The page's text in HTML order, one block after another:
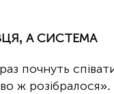
А СИСТЕМА
почнуть
ж